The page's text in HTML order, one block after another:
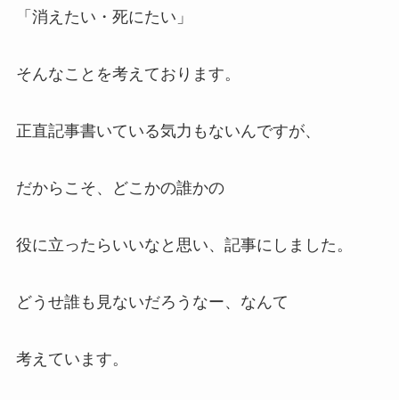
「消えたい・死にたい」
そんなことを考えております。
正直記事書いている気力もないんですが、
だからこそ、どこかの誰かの
役に立ったらいいなと思い、記事にしました。
どうせ誰も見ないだろうなー、なんて
考えています。